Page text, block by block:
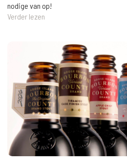
nodige van op!
Verder lezen